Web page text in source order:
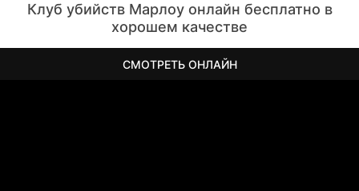
Клуб убийств Марлоу онлайн бесплатно в
хорошем качестве
СМОТРЕТЬ ОНЛАЙН